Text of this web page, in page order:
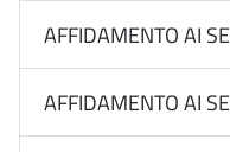
AFFIDAMENTO AI
AFFIDAMENTO AI